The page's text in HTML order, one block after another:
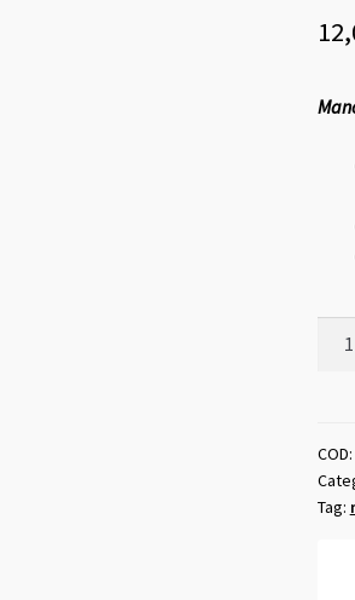
COD:
Tag: